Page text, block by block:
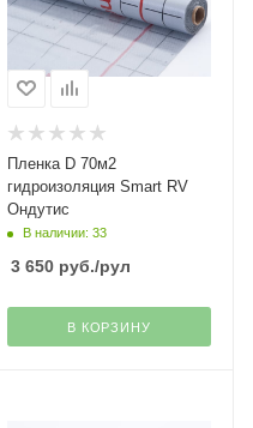
Пленка D 70м2
гидроизоляция Smart RV
Ондутис
В наличии: 33
3 650руб./рул
В КОРЗИНУ